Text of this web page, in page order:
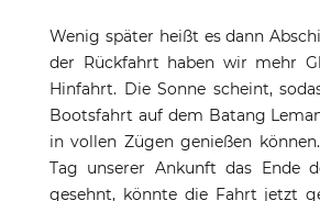
Wenig später heißt es dann
der Rückfahrt haben wir mehr
Hinfahrt. Die Sonne scheint,
Bootsfahrt auf dem Batang
in vollen Zügen genießen
Tag unserer Ankunft das Ende
gesehnt, könnte die Fahrt jetzt